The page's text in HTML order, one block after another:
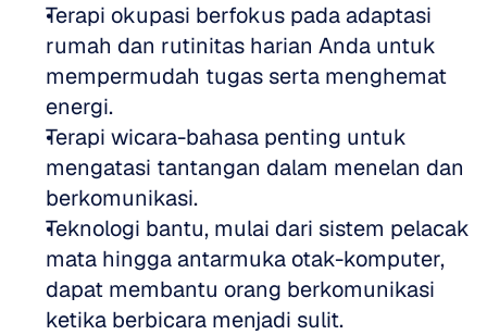
Terapi okupasi berfokus pada adaptasi
rumah dan rutinitas harian Anda untuk
mempermudah tugas serta menghemat
energi.
Terapi wicara-bahasa penting untuk
mengatasi tantangan dalam menelan dan
berkomunikasi.
Teknologi bantu, mulai dari sistem pelacak
mata hingga antarmuka otak-komputer,
dapat membantu orang berkomunikasi
ketika berbicara menjadi sulit.